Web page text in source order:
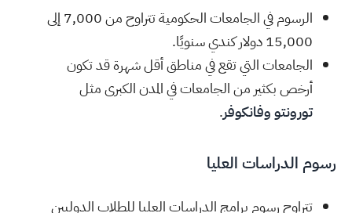
الرسوم في الجامعات الحكومية تتراوح من 7,000 إلى
15,000 دولار كندي سنويًا.
الجامعات التي تقع في مناطق أقل شهرة قد تكون
أرخص بكثير من الجامعات في المدن الكبرى مثل
تورونتووفانكوفر.
رسوم الدراسات العليا
تتراوح رسوم برامج الدراسات العليا للطلاب الدوليين